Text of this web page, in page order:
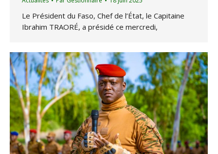
Le Président du Faso, Chef de l’État, le Capitaine
Ibrahim TRAORÉ, a présidé ce mercredi,